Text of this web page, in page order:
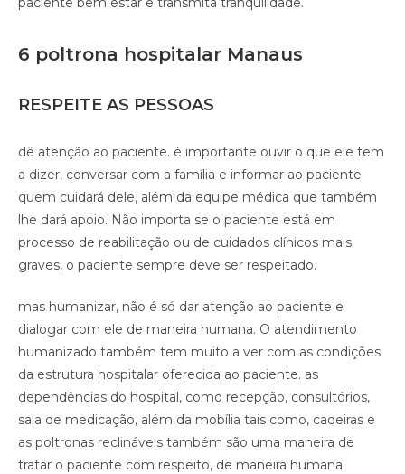
6 poltrona hospitalar Manaus
RESPEITE AS PESSOAS
dê atenção ao paciente. é importante ouvir o que ele tem
a dizer, conversar com a família e informar ao paciente
quem cuidará dele, além da equipe médica que também
lhe dará apoio. Não importa se o paciente está em
processo de reabilitação ou de cuidados clínicos mais
graves, o paciente sempre deve ser respeitado.
mas humanizar, não é só dar atenção ao paciente e
dialogar com ele de maneira humana. O atendimento
humanizado também tem muito a ver com as condições
da estrutura hospitalar oferecida ao paciente. as
dependências do hospital, como recepção, consultórios,
sala de medicação, além da mobília tais como, cadeiras e
as poltronas reclináveis também são uma maneira de
tratar o paciente com respeito, de maneira humana.